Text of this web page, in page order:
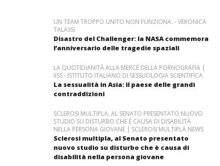
UN TEAM TROPPO UNITO NON FUNZIONA. - VERONICA
TALASSI
Disastro del Challenger: la NASA commemora
l’anniversario delle tragedie spaziali
LA QUOTIDIANITÀ ALLA MERCÉ DELLA PORNOGRAFIA |
IISS - ISTITUTO ITALIANO DI SESSUOLOGIA SCIENTIFICA
La sessualità in Asia: il paese delle grandi
contraddizioni
SCLEROSI MULTIPLA, AL SENATO PRESENTATO NUOVO
STUDIO SU DISTURBO CHE È CAUSA DI DISABILITÀ
NELLA PERSONA GIOVANE | SCLEROSI MULTIPLA NEWS
Sclerosi multipla, al Senato presentato
nuovo studio su disturbo che è causa di
disabilità nella persona giovane